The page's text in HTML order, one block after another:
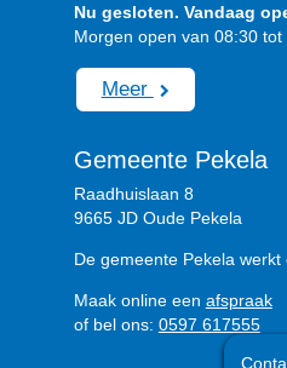
Nu gesloten. Vandaag
Morgen open van 08:30 tot
Meer
Gemeente Pekela
Raadhuislaan 8
9665 JD Oude Pekela
De gemeente Pekela werkt
Maak online een afspraak
of bel ons: 0597 617555